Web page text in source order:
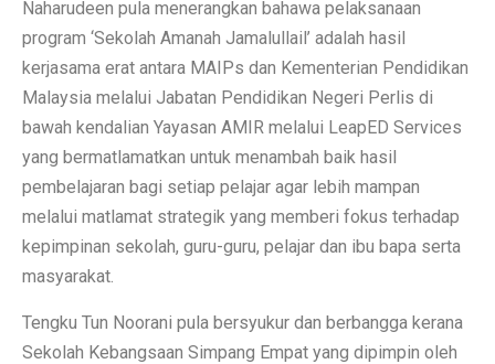
Naharudeen pula menerangkan bahawa pelaksanaan
program ‘Sekolah Amanah Jamalullail’ adalah hasil
kerjasama erat antara MAIPs dan Kementerian Pendidikan
Malaysia melalui Jabatan Pendidikan Negeri Perlis di
bawah kendalian Yayasan AMIR melalui LeapED Services
yang bermatlamatkan untuk menambah baik hasil
pembelajaran bagi setiap pelajar agar lebih mampan
melalui matlamat strategik yang memberi fokus terhadap
kepimpinan sekolah, guru-guru, pelajar dan ibu bapa serta
masyarakat.
Tengku Tun Noorani pula bersyukur dan berbangga kerana
Sekolah Kebangsaan Simpang Empat yang dipimpin oleh